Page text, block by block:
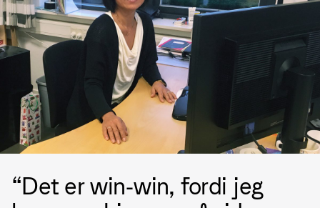
Det er win-win, fordi jeg